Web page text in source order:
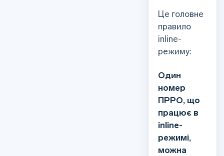
Це головне
правило
inline-
режиму:
Один
номер
ПРРО, що
працює в
inline-
режимі,
можна